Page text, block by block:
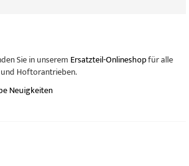
Sie in unserem Ersatzteil-Onlineshopfür alle
Hoftorantrieben.
Neuigkeiten